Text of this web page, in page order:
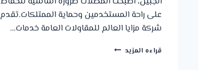
على راحة المستخدمين وحماية الممتلكات.تقدم
شركة مزايا العالم للمقاولات العامة خدمات…
قراءه المزيد مظلات